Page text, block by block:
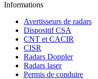
Informations
Avertisseurs de radars
Dispositif CSA
CNT et CACIR
CISR
Radars Doppler
Radars laser
Permis de conduire